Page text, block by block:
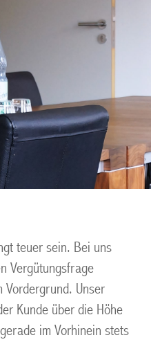
teuer sein. Bei uns
Vergütungsfrage
Vordergrund. Unser
Kunde über die Höhe
im Vorhinein stets